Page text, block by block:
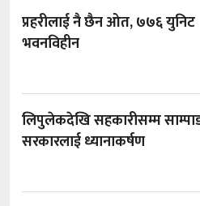
प्रहरीलाई नै छैन ओत, ७७६ युनिट
भवनविहीन
लिपुलेकदेखि सहकारीसम्म
सरकारलाई ध्यानाकर्षण